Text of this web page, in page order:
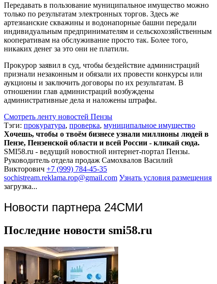
Передавать в пользование муниципальное имущество можно
только по результатам электронных торгов. Здесь же
артезианские скважины и водонапорные башни передали
индивидуальным предпринимателям и сельскохозяйственным
кооперативам на обслуживание просто так. Более того,
никаких денег за это они не платили.
Прокурор заявил в суд, чтобы бездействие администраций
признали незаконным и обязали их провести конкурсы или
аукционы и заключить договоры по их результатам. В
отношении глав администраций возбуждены
административные дела и наложены штрафы.
Смотреть ленту новостей Пензы
Тэги: прокуратура, проверка, муниципальное имущество
Хочешь, чтобы о твоём бизнесе узнали миллионы людей в
Пензе, Пензенской области и всей России - кликай сюда.
SMI58.ru - ведущий новостной интернет-портал Пензы.
Руководитель отдела продаж Самохвалов Василий
Викторович +7 (999) 784-45-35
sochistream.reklama.rop@gmail.com Узнать условия размещения
загрузка...
Новости партнера 24СМИ
Последние новости smi58.ru